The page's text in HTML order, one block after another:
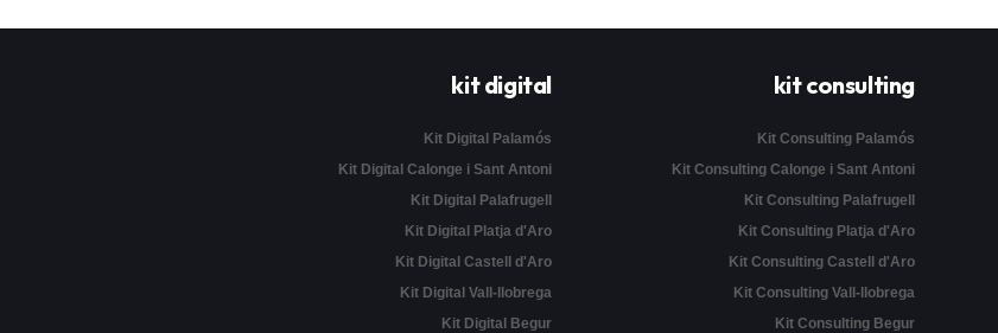
kit digital
Kit Digital Palamós
Kit Digital Calonge i Sant Antoni
Kit Digital Palafrugell
Kit Digital Platja d'Aro
Kit Digital Castell d'Aro
Kit Digital Vall-llobrega
Kit Digital Begur
kit consulting
Kit Consulting Palamós
Kit Consulting Calonge i Sant Antoni
Kit Consulting Palafrugell
Kit Consulting Platja d'Aro
Kit Consulting Castell d'Aro
Kit Consulting Vall-llobrega
Kit Consulting Begur